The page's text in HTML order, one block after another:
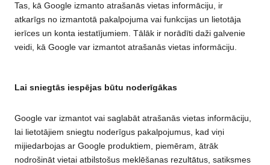
Tas, kā Google izmanto atrašanās vietas informāciju, ir
atkarīgs no izmantotā pakalpojuma vai funkcijas un lietotāja
ierīces un konta iestatījumiem. Tālāk ir norādīti daži galvenie
veidi, kā Google var izmantot atrašanās vietas informāciju.
Lai sniegtās iespējas būtu noderīgākas
Google var izmantot vai saglabāt atrašanās vietas informāciju,
lai lietotājiem sniegtu noderīgus pakalpojumus, kad viņi
mijiedarbojas ar Google produktiem, piemēram, ātrāk
nodrošināt vietai atbilstošus meklēšanas rezultātus, satiksmes